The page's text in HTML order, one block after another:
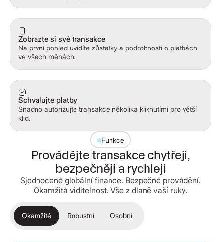
Zobrazte si své transakce
Na první pohled uvidíte zůstatky a podrobnosti o platbách
ve všech měnách.
Schvalujte platby
Snadno autorizujte transakce několika kliknutími pro větší
klid.
Funkce
Provádějte transakce chytřeji,
bezpečněji a rychleji
Sjednocené globální finance. Bezpečné provádění.
Okamžitá viditelnost. Vše z dlaně vaší ruky.
Okamžité Robustní Osobní